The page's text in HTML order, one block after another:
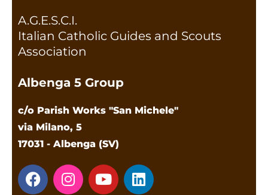
A.G.E.S.C.I.
Italian Catholic Guides and Scouts
Association
Albenga 5 Group
c/o Parish Works "San Michele"
via Milano, 5
17031 - Albenga (SV)